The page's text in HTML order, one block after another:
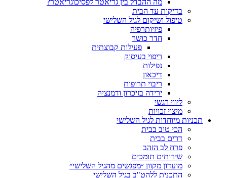
מה ההבדל בין גריאטר לפסיכוגריאטר?
בדיקות עד הבית
טיפול ושיקום לגיל השלישי
פיזיותרפיה
חדר כושר
פעילות קבוצתית
ריפוי בעיסוק
ריבוי תרופות
ירידה בזיכרון ודמנציה
מיצוי זכויות
מיוחדות לגיל השלישי
הכי טוב בבית
דרים בבית
פרח לב הזהב
שירותים תומכים
מועדון מקוון ״מפגשים מהגיל השלישי״
התכנית ללהט"ב בגיל השלישי